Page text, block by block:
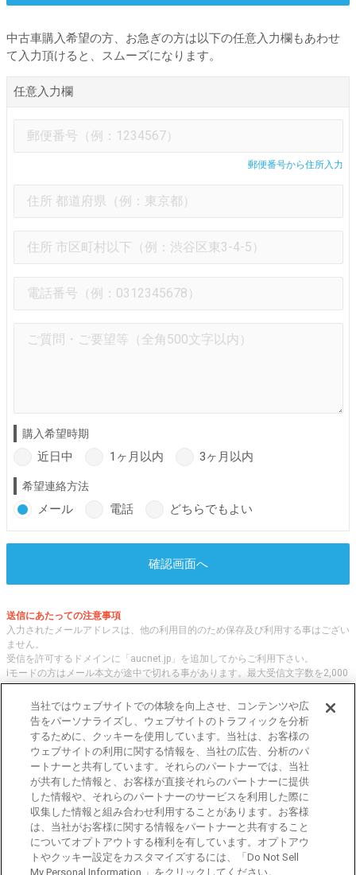
中古車購入希望の方、お急ぎの方は以下の任意入力欄もあわせ
て入力頂けると、スムーズになります。
任意入力欄
郵便番号から住所入力
購入希望時期
近日中 1ヶ月以内 3ヶ月以内
希望連絡方法
メール 電話 どちらでもよい
確認画面へ
送信にあたっての注意事項
入力されたメールアドレスは、他の利用目的のため保存及び利用する事はござい
ません。
受信を許可するドメインに「aucnet.jp」を追加してからご利用下さい。
iモードの方はメール本文が途中で切れる事があります。最大受信文字数を2,000
文字へ変更してご利用ください
オークネット.jpでは、全国の中古車について、 「評価点と星の数」の情報をも
とに、信頼性の高い中古車情報を提供しています。
車種・エリア・走行距離等の基本的な中古車の状態から、「評価点と星の数」に
よる検索、装備品等のオプション等の詳細検索等、こだわりの中古車を様々な角
度から探すことが可能です。 国内外の各メーカー・車種を多く取り揃え、皆さ
まに安心と信頼の全国の中古車についての情報をお届け致します。
東京都公安委員会許可 第301001105434号
当社ではウェブサイトでの体験を向上させ、コンテンツや広
告をパーソナライズし、ウェブサイトのトラフィックを分析
するために、クッキーを使用しています。当社は、お客様の
ウェブサイトの利用に関する情報を、当社の広告、分析のパ
ートナーと共有しています。それらのパートナーでは、当社
が共有した情報と、お客様が直接それらのパートナーに提供
した情報や、それらのパートナーのサービスを利用した際に
収集した情報と組み合わせ利用することがあります。お客様
は、当社がお客様に関する情報をパートナーと共有すること
についてオプトアウトする権利を有しています。オプトアウ
トやクッキー設定をカスタマイズするには、「Do Not Sell
My Personal Information 」をクリックしてください。